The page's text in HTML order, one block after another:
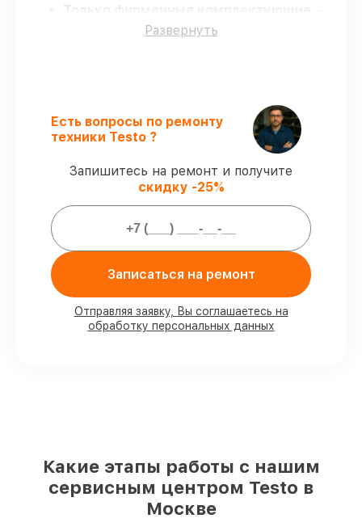
Только фирменные комплектующие
гарантируем использование фирменных
–
восстановление тепловизора 871
выполняется строго в оговоренные
Гарантийное обслуживание–
обслуживаем тепловизоров всегда со
строгим соблюдением гарантийных
обязательств.
Мы гарантируем:
80%работ под контролем клиента
90%комплектующих для тепловизоров
Развернуть
Есть вопросы по ремонту
техники Testo ?
Запишитесь на ремонт и получите
скидку -25%
Записаться на ремонт
Отправляя заявку, Вы соглашаетесь на
обработку персональных данных
Какие этапы работы с нашим
сервисным центром Testo в
Москве